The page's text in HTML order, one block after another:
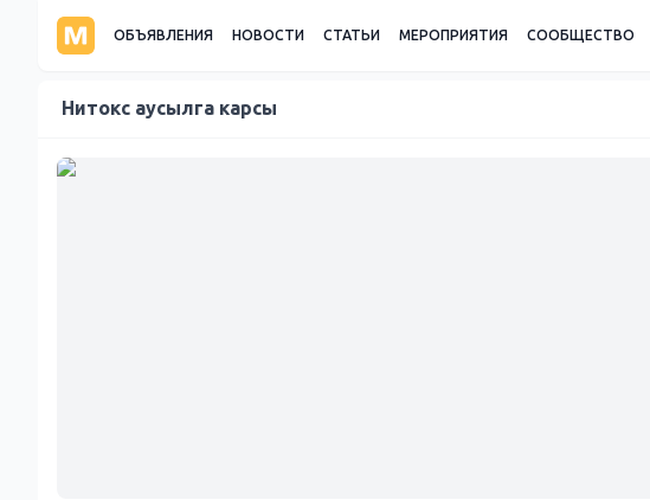
ОБЪЯВЛЕНИЯ НОВОСТИ СТАТЬИ МЕРОПРИЯТИЯ СООБЩЕСТВО
Нитокс аусылга карсы